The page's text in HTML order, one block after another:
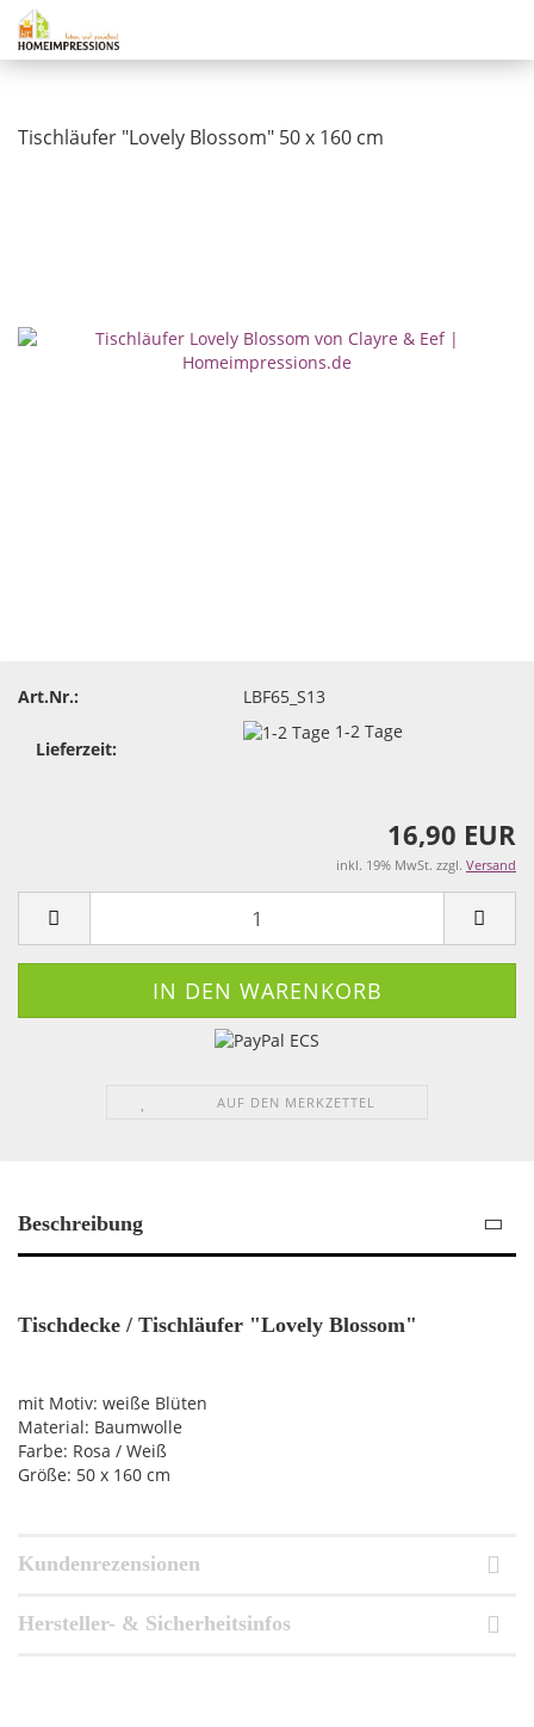
Tischläufer "Lovely Blossom" 50 x 160 cm
Art.Nr.: LBF65_S13
Lieferzeit:
1-2 Tage
16,90 EUR
inkl. 19% MwSt. zzgl. Versand
AUF DEN MERKZETTEL
Beschreibung
Tischdecke / Tischläufer "Lovely Blossom"
mit Motiv: weiße Blüten
Material: Baumwolle
Farbe: Rosa / Weiß
Größe: 50 x 160 cm
Kundenrezensionen
Hersteller- & Sicherheitsinfos